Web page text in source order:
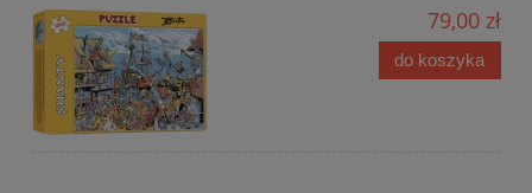
79,00 zł
do koszyka